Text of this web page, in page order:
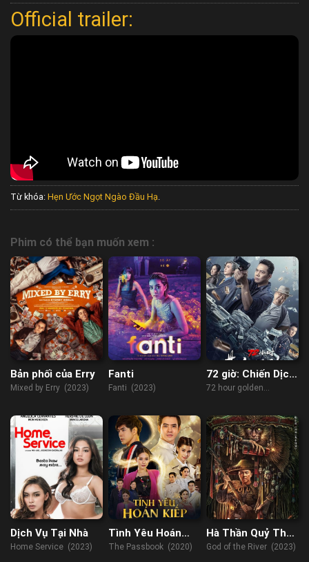
Official trailer:
Từ khóa: Hẹn Ước Ngọt Ngào Đầu Hạ.
Phim có thể bạn muốn xem :
Bản phối của Erry
Mixed by Erry (2023)
Fanti
Fanti (2023)
72 giờ: Chiến Dịch
Hoàng Kim
72 hour golden
Dịch Vụ Tại Nhà
Home Service (2023)
Tình Yêu Hoán
Kiếp
The Passbook (2020)
Hà Thần Quỷ Thủy
Quái Đàm
God of the River (2023)